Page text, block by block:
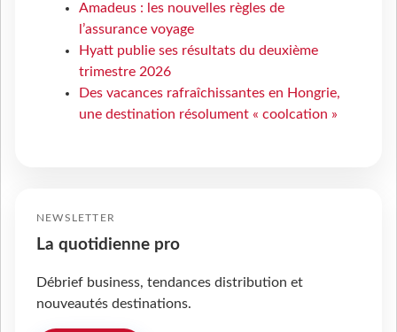
Amadeus : les nouvelles règles de
l’assurance voyage
Hyatt publie ses résultats du deuxième
trimestre 2026
Des vacances rafraîchissantes en Hongrie,
une destination résolument « coolcation »
NEWSLETTER
La quotidienne pro
Débrief business, tendances distribution et
nouveautés destinations.